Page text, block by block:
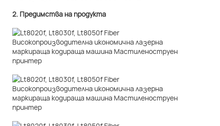
2. Предимства на продукта